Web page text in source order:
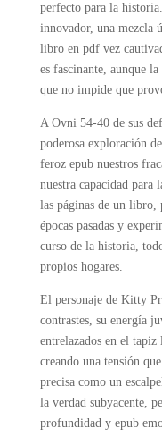
perfecto para la
innovador, una mezcla
libro en pdf vez
es fascinante, aunque
que no impide que
A Ovni 54-40 de sus
poderosa exploración
feroz epub nuestros
nuestra capacidad para
las páginas de un libro,
épocas pasadas y
curso de la historia,
propios hogares.
El personaje de Kitty
contrastes, su energía
entrelazados en el
creando una tensión
precisa como un
la verdad subyacente,
profundidad y epub